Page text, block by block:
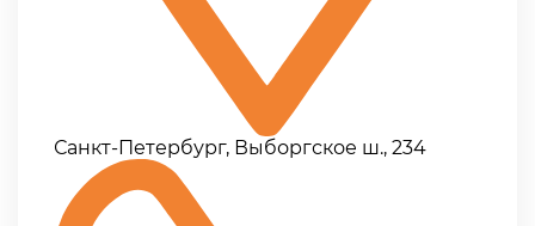
Санкт-Петербург, Выборгское ш., 234